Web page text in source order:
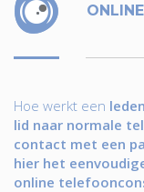
Hoe werkt een leden
lid naar normale
contact met een
hier het
online